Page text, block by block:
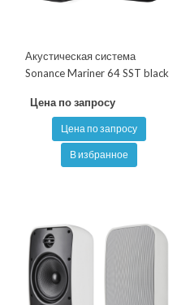
Акустическая система
Sonance Mariner 64 SST black
Цена по запросу
Цена по запросу
В избранное